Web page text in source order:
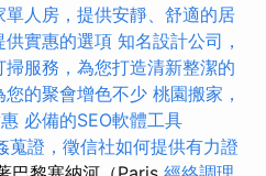
單人房，提供安靜、舒適的居
供實惠的選項 知名設計公司，
掃服務，為您打造清新整潔的
的聚會增色不少 桃園搬家，
必備的SEO軟體工具
蒐證，徵信社如何提供有力證